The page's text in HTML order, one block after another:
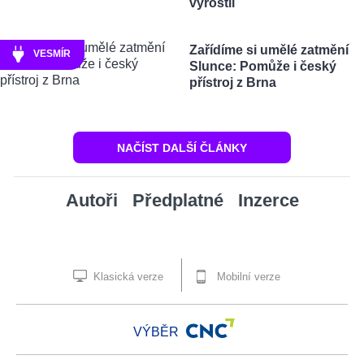
vyrostli
VESMÍR
Zařídíme si umělé zatmění
Slunce: Pomůže i český
přístroj z Brna
NAČÍST DALŠÍ ČLÁNKY
Autoři Předplatné Inzerce
Klasická verze Mobilní verze
VÝBĚR